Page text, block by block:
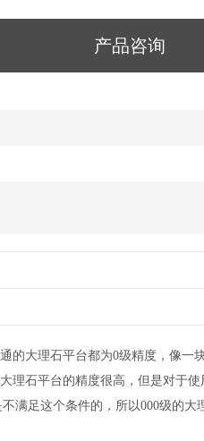
产品咨询
的大理石平台都为0级精度，像一
理石平台的精度很高，但是对于
满足这个条件的，所以000级的大